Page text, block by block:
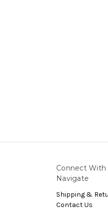
Connect With
Navigate
Shipping &
Contact Us